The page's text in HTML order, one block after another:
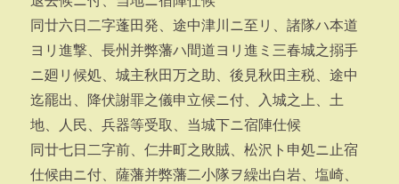
同廿六日二字蓬田発、途中津川ニ至リ、諸隊ハ本道
ヨリ進撃、長州并弊藩ハ間道ヨリ進ミ三春城之搦手
ニ廻リ候処、城主秋田万之助、後見秋田主税、途中
迄罷出、降伏謝罪之儀申立候ニ付、入城之上、土
地、人民、兵器等受取、当城下ニ宿陣仕候
同廿七日二字前、仁井町之敗賊、松沢ト申処ニ止宿
仕候由ニ付、薩藩并弊藩二小隊ヲ繰出白岩、塩崎、